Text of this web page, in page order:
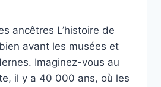
ancêtres L’histoire de
avant les musées et
Imaginez-vous au
il y a 40 000 ans, où les